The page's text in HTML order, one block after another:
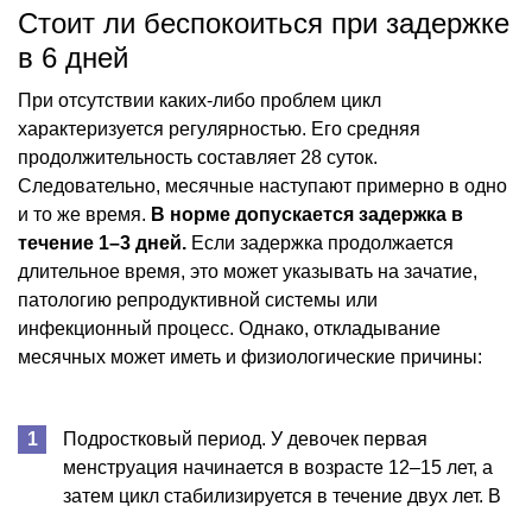
Стоит ли беспокоиться при задержке
в 6 дней
При отсутствии каких-либо проблем цикл
характеризуется регулярностью. Его средняя
продолжительность составляет 28 суток.
Следовательно, месячные наступают примерно в одно
и то же время. В норме допускается задержка в
течение 1–3 дней. Если задержка продолжается
длительное время, это может указывать на зачатие,
патологию репродуктивной системы или
инфекционный процесс. Однако, откладывание
месячных может иметь и физиологические причины:
Подростковый период. У девочек первая
менструация начинается в возрасте 12–15 лет, а
затем цикл стабилизируется в течение двух лет. В